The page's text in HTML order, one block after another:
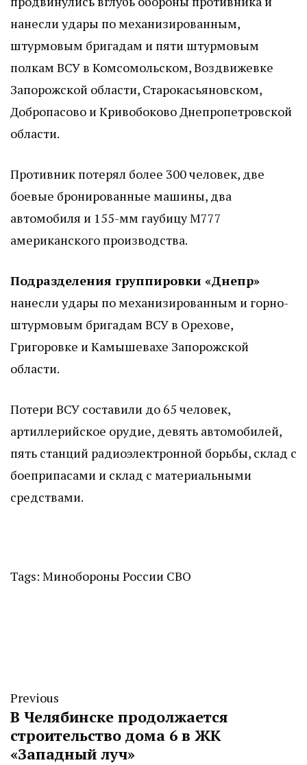
нанесли удары по механизированным,
штурмовым бригадам и пяти штурмовым
полкам ВСУ в Комсомольском, Воздвижевке
Запорожской области, Старокасьяновском,
Добропасово и Кривобоково Днепропетровской
области.
Противник потерял более 300 человек, две
боевые бронированные машины, два
автомобиля и 155-мм гаубицу М777
американского производства.
Подразделения группировки «Днепр»
нанесли удары по механизированным и горно-
штурмовым бригадам ВСУ в Орехове,
Григоровке и Камышевахе Запорожской
области.
Потери ВСУ составили до 65 человек,
артиллерийское орудие, девять автомобилей,
пять станций радиоэлектронной борьбы, склад с
боеприпасами и склад с материальными
средствами.
Tags: Минобороны России СВО
Previous
В Челябинске продолжается
строительство дома 6 в ЖК
«Западный луч»